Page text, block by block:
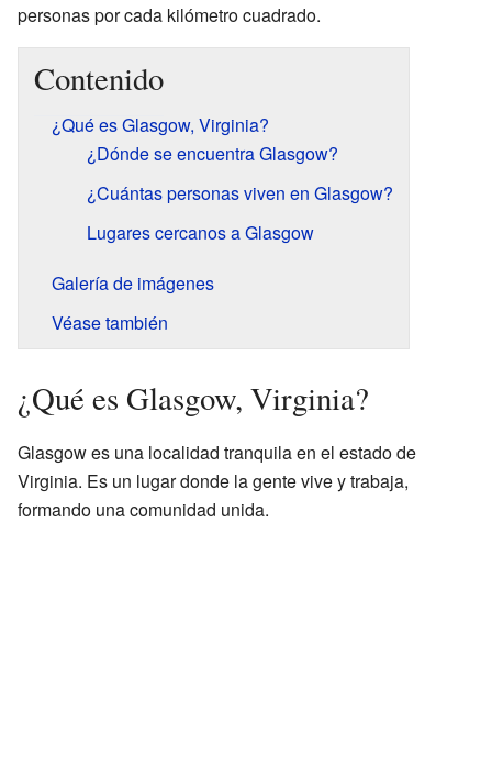
personas por cada kilómetro cuadrado.
Contenido
¿Qué es Glasgow, Virginia?
¿Dónde se encuentra Glasgow?
¿Cuántas personas viven en Glasgow?
Lugares cercanos a Glasgow
Galería de imágenes
Véase también
¿Qué es Glasgow, Virginia?
Glasgow es una localidad tranquila en el estado de
Virginia. Es un lugar donde la gente vive y trabaja,
formando una comunidad unida.